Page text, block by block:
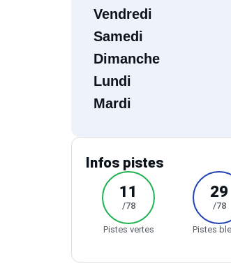
Vendredi
Samedi
Dimanche
Lundi
Mardi
Infos pistes
11
/78
Pistes vertes
29
/78
Pistes